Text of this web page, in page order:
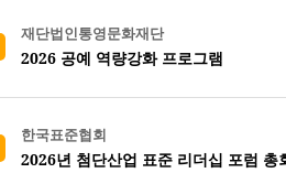
재단법인통영문화재단
2026 공예 역량강화 프로그램
한국표준협회
2026년 첨단산업 표준 리더십 포럼 총